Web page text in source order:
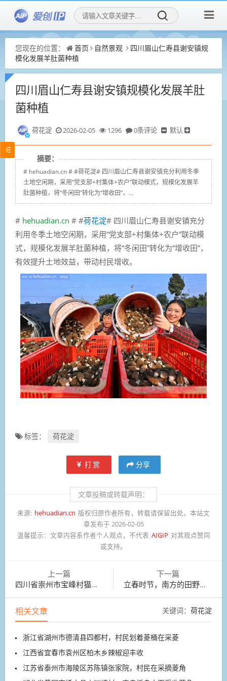
您现在的位置： 首页 自然景观
四川眉山仁寿县谢安镇规
模化发展羊肚菌种植
四川眉山仁寿县谢安镇规模化发展羊肚
菌种植
荷花淀 2026-02-05 1296 0条评论 默认
摘要：
# hehuadian.cn # #荷花淀# 四川眉山仁寿县谢安镇充分利用冬季
土地空闲期，采用“党支部+村集体+农户”联动模式，规模化发展羊
肚菌种植，将“冬闲田”转化为“增收田”，...
# hehuadian.cn # #荷花淀# 四川眉山仁寿县谢安镇充分
利用冬季土地空闲期，采用“党支部+村集体+农户”联动模
式，规模化发展羊肚菌种植，将“冬闲田”转化为“增收田”，
有效提升土地效益，带动村民增收。
标签： 荷花淀
打赏 分享
文章投稿或转载声明：
来源: hehuadian.cn 版权归原作者所有，转载请保留出处。本站文
章发布于 2026-02-05
温馨提示： 文章内容系作者个人观点，不代表 AIGIP 对其观点赞同
或支持。
上一篇
四川省崇州市宝峰村猫漕沟漫山遍野红梅盛开
下一篇
立春时节，南方的田野已泛起丝丝生机
相关文章 关键词： 荷花淀
浙江省湖州市德清县四都村，村民划着菱桶在采菱
江西省宜春市袁州区柏木乡辣椒迎丰收
江苏省泰州市海陵区苏陈镇张家院，村民在采摘菱角